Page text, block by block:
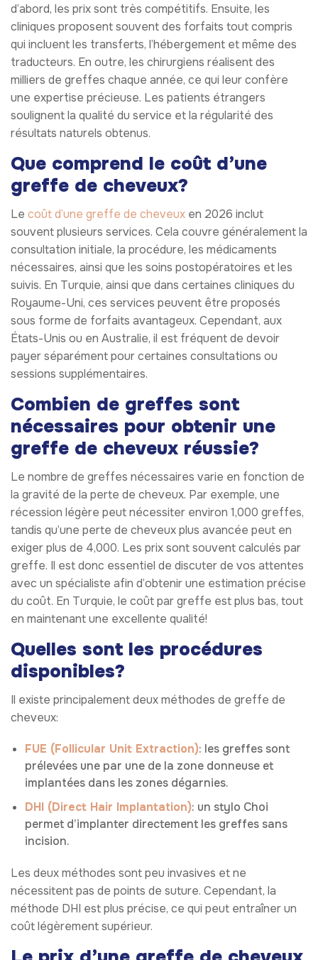
d’abord, les prix sont très compétitifs. Ensuite, les
cliniques proposent souvent des forfaits tout compris
qui incluent les transferts, l’hébergement et même des
traducteurs. En outre, les chirurgiens réalisent des
milliers de greffes chaque année, ce qui leur confère
une expertise précieuse. Les patients étrangers
soulignent la qualité du service et la régularité des
résultats naturels obtenus.
Que comprend le coût d’une
greffe de cheveux?
Le coût d’une greffe de cheveux en 2026 inclut
souvent plusieurs services. Cela couvre généralement la
consultation initiale, la procédure, les médicaments
nécessaires, ainsi que les soins postopératoires et les
suivis. En Turquie, ainsi que dans certaines cliniques du
Royaume-Uni, ces services peuvent être proposés
sous forme de forfaits avantageux. Cependant, aux
États-Unis ou en Australie, il est fréquent de devoir
payer séparément pour certaines consultations ou
sessions supplémentaires.
Combien de greffes sont
nécessaires pour obtenir une
greffe de cheveux réussie?
Le nombre de greffes nécessaires varie en fonction de
la gravité de la perte de cheveux. Par exemple, une
récession légère peut nécessiter environ 1,000 greffes,
tandis qu’une perte de cheveux plus avancée peut en
exiger plus de 4,000. Les prix sont souvent calculés par
greffe. Il est donc essentiel de discuter de vos attentes
avec un spécialiste afin d’obtenir une estimation précise
du coût. En Turquie, le coût par greffe est plus bas, tout
en maintenant une excellente qualité!
Quelles sont les procédures
disponibles?
Il existe principalement deux méthodes de greffe de
cheveux:
FUE (Follicular Unit Extraction): les greffes sont
prélevées une par une de la zone donneuse et
implantées dans les zones dégarnies.
DHI (Direct Hair Implantation): un stylo Choi
permet d’implanter directement les greffes sans
incision.
Les deux méthodes sont peu invasives et ne
nécessitent pas de points de suture. Cependant, la
méthode DHI est plus précise, ce qui peut entraîner un
coût légèrement supérieur.